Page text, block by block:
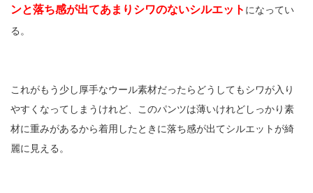
ンと落ち感が出てあまりシワのないシルエット になってい
る。
これがもう少し厚手なウール素材だったらどうしてもシワが入り
やすくなってしまうけれど、このパンツは薄いけれどしっかり素
材に重みがあるから着用したときに落ち感が出てシルエットが綺
麗に見える。